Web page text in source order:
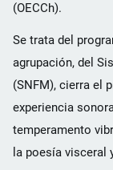
(OECCh).
Se trata del
agrupación, del
(SNFM), cierra el
experiencia
temperamento
la poesía visceral